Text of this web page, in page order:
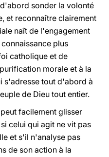
sonder la volonté
et reconnaître clairement
naît de l'engagement
plus
catholique et de
morale et à la
s'adresse tout d'abord à
de Dieu tout entier.
facilement glisser
celui qui agit ne vit pas
et s'il n'analyse pas
de son action à la